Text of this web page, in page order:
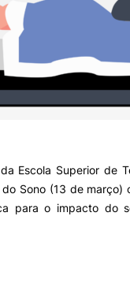
Escola Superior de
do Sono (13 de
para o impacto do